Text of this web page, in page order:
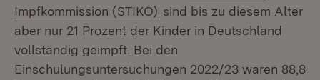
Impfkommission (STIKO) (Öffnet in neuem Fenster)
sind bis zu diesem Alter
aber nur 21 Prozent der Kinder in Deutschland
vollständig geimpft. Bei den
Einschulungsuntersuchungen 2022/23 waren 88,8